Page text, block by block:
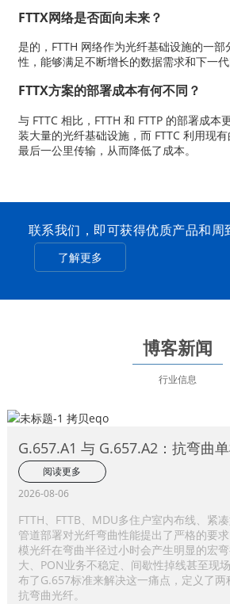
FTTX网络是否面向未来？
是的，FTTH 网络作为光纤基础设施的一
性，能够满足不断增长的数据需求和下一代
FTTX方案的部署成本有何不同？
与 FTTC 相比，FTTH 和 FTTP 的部署成本
装大量的光纤基础设施，而 FTTC 利用现
最后一公里传输，从而降低了成本。
联系我们，即可获得优质产品和周
了解更多
博客新闻
行业信息
G.657.A1 与 G.657.A2：抗弯曲
阅读更多
2026-08-06
FTTH、FTTB、MDU多住户室内布线、紧
管道部署对光纤弯曲性能提出了严格的要
模光纤在弯曲半径过小时会产生明显的宏
大、PON业务不稳定、间歇性掉线甚至现
布了G.657标准来解决这一痛点，定义了
抗弯曲光纤。